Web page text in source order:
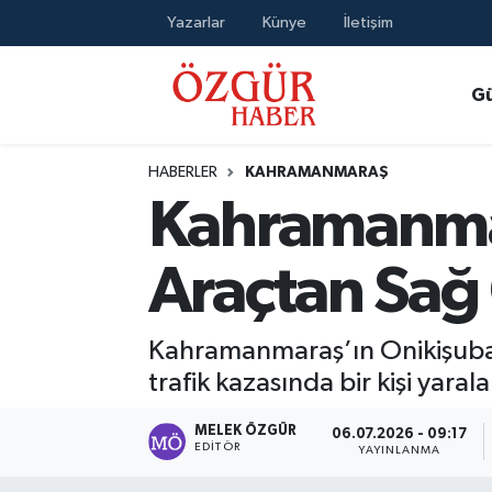
Yazarlar Künye İletişim
HABERLER KAHRAMANMARAŞ
Araçtan Sağ
Kahramanmaraş’ın
trafik kazasında bir kişi
MELEK ÖZGÜR
EDITÖR
06.07.2026 - 09:17
YAYINLANMA
MODA - GÜZELLİK
Nöbetçi Eczaneler
Trafik Durumu
Süper Lig Puan Durumu ve Fikstür
Tüm Manşetler
Son Dakika Haberleri